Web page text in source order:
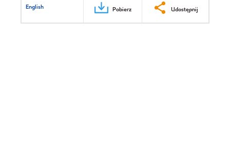
English Pobierz Udostępnij